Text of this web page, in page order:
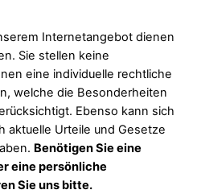
Internetangebot dienen
Sie stellen keine
eine individuelle rechtliche
welche die Besonderheiten
Ebenso kann sich
aktuelle Urteile und Gesetze
Benötigen Sie eine
eine persönliche
Sie uns bitte.